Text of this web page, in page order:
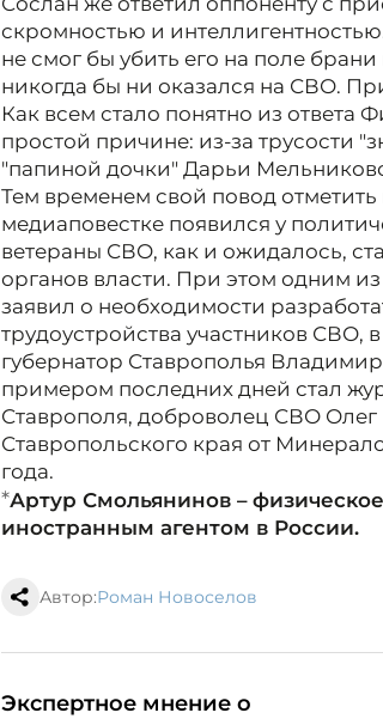
скромностью и
не смог бы убить его на поле
никогда бы ни оказался на СВО.
Как всем стало понятно из ответа
простой причине: из-за трусости
"папиной дочки" Дарьи
Тем временем свой повод
медиаповестке появился у
ветераны СВО, как и ожидалось,
органов власти. При этом одним
заявил о необходимости
трудоустройства участников СВО,
губернатор Ставрополья
примером последних дней стал
Ставрополя, доброволец СВО
Ставропольского края от
года.
*Артур Смольянинов –
иностранным агентом в России.
Автор:Роман Новоселов
Экспертное мнение о